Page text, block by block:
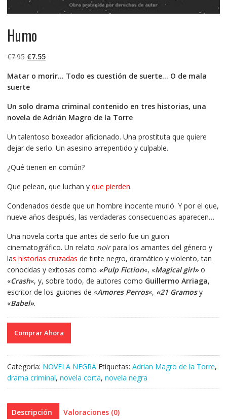
Humo
€7.95 El
original
era:
€7.55El
actual
Matar o morir… Todo es cuestión de suerte… O de mala
suerte
Un solo drama criminal contenido en tres historias, una
novela de Adrián Magro de la Torre
Un talentoso boxeador aficionado. Una prostituta que quiere
dejar de serlo. Un asesino arrepentido y culpable.
¿Qué tienen en común?
Que pelean, que luchan y que pierden.
Condenados desde que un hombre inocente murió. Y por el que,
nueve años después, las verdaderas consecuencias aparecen…
Una novela corta que antes de serlo fue un guion
cinematográfico. Un relato noirpara los amantes del género y
las historias cruzadas de tinte negro, dramático y violento, tan
conocidas y exitosas como «Pulp Fiction«, «Magical girl»o
«Crash«, y, sobre todo, de autores como Guillermo Arriaga,
escritor de los guiones de «Amores Perros«, «21 Gramosy
«Babel».
Comprar Ahora
Categoría: NOVELA NEGRA Etiquetas: Adrian Magro de la Torre,
drama criminal, novela corta, novela negra
Descripción Valoraciones (0)